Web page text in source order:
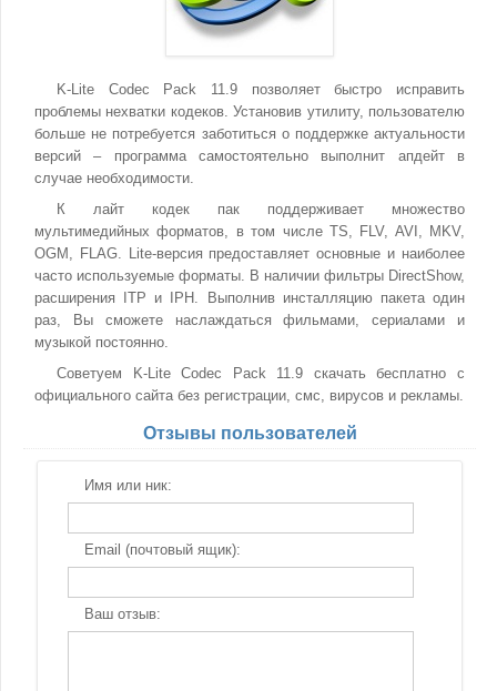
K-Lite Codec Pack 11.9 позволяет быстро исправить
проблемы нехватки кодеков. Установив утилиту, пользователю
больше не потребуется заботиться о поддержке актуальности
версий – программа самостоятельно выполнит апдейт в
случае необходимости.
К лайт кодек пак поддерживает множество
мультимедийных форматов, в том числе TS, FLV, AVI, MKV,
OGM, FLAG. Lite-версия предоставляет основные и наиболее
часто используемые форматы. В наличии фильтры DirectShow,
расширения ITP и IPH. Выполнив инсталляцию пакета один
раз, Вы сможете наслаждаться фильмами, сериалами и
музыкой постоянно.
Советуем K-Lite Codec Pack 11.9 скачать бесплатно с
официального сайта без регистрации, смс, вирусов и рекламы.
Отзывы пользователей
Имя или ник:
Email (почтовый ящик):
Ваш отзыв: